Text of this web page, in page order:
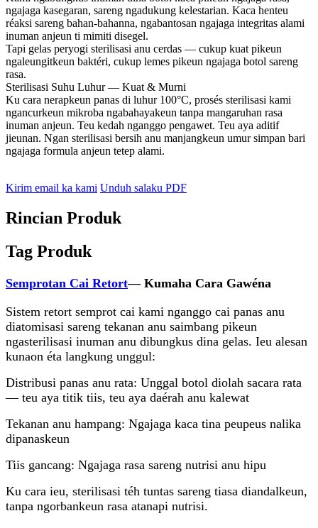
ngajaga kasegaran, sareng ngadukung kelestarian. Kaca henteu
réaksi sareng bahan-bahanna, ngabantosan ngajaga integritas alami
inuman anjeun ti mimiti disegel.
Tapi gelas peryogi sterilisasi anu cerdas — cukup kuat pikeun
ngaleungitkeun baktéri, cukup lemes pikeun ngajaga botol sareng
rasa.
Sterilisasi Suhu Luhur — Kuat & Murni
Ku cara nerapkeun panas di luhur 100°C, prosés sterilisasi kami
ngancurkeun mikroba ngabahayakeun tanpa mangaruhan rasa
inuman anjeun. Teu kedah nganggo pengawet. Teu aya aditif
jieunan. Ngan sterilisasi bersih anu manjangkeun umur simpan bari
ngajaga formula anjeun tetep alami.
Kirim email ka kami Unduh salaku PDF
Rincian Produk
Tag Produk
Semprotan Cai Retort— Kumaha Cara Gawéna
Sistem retort semprot cai kami nganggo cai panas anu
diatomisasi sareng tekanan anu saimbang pikeun
ngasterilisasi inuman anu dibungkus dina gelas. Ieu alesan
kunaon éta langkung unggul:
Distribusi panas anu rata: Unggal botol diolah sacara rata
— teu aya titik tiis, teu aya daérah anu kalewat
Tekanan anu hampang: Ngajaga kaca tina peupeus nalika
dipanaskeun
Tiis gancang: Ngajaga rasa sareng nutrisi anu hipu
Ku cara ieu, sterilisasi téh tuntas sareng tiasa diandalkeun,
tanpa ngorbankeun rasa atanapi nutrisi.